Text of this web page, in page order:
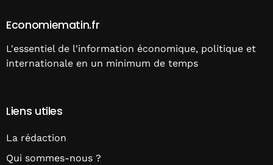
Economiematin.fr
L'essentiel de l'information économique, politique et
internationale en un minimum de temps
Liens utiles
La rédaction
Qui sommes-nous ?